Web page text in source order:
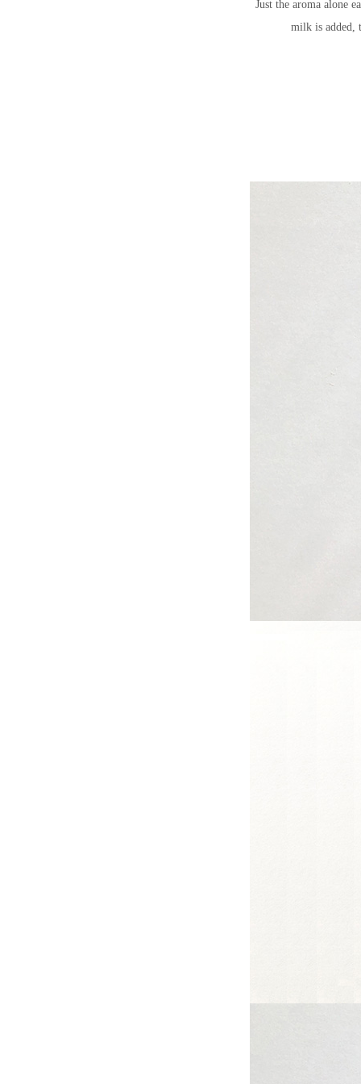
Just the aroma alone
milk is added,